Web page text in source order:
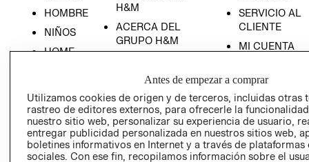
HOMBRE
NIÑOS
HOME
H&M
ACERCA DEL
GRUPO H&M
SOCIAL
PRENSA
RELACIÓN CON
INVERSIONISTAS
POLÍTICA
EMPRESARIAL
SERVICIO AL
CLIENTE
MI CUENTA
TIENDAS
- RETIRO EN
TIENDA
TÉRMINOS Y
CONDICIONES
Antes de empezar a comprar
Utilizamos cookies de origen y de terceros, incluidas otras
rastreo de editores externos, para ofrecerle la
nuestro sitio web, personalizar su experiencia de usuario,
entregar publicidad personalizada en nuestros sitios web,
boletines informativos en Internet y a través de plataformas
sociales. Con ese fin, recopilamos información sobre el